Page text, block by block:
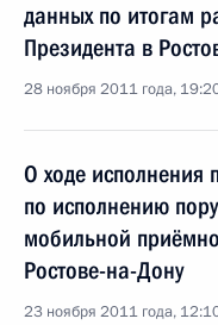
данных по итогам
Президента в
28 ноября 2011 года,
О ходе исполнения
по исполнению
мобильной
Ростове-на-Дону
23 ноября 2011 года,